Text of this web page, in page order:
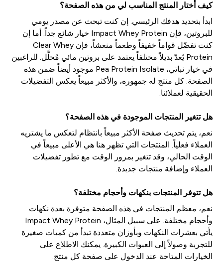
كيف أختار المنتج المناسب لي من هذه الصفحة؟
ابدأ بتحديد هدفك الرئيسي. إن كنت تبحث عن مصدر يومي
للبروتين، فإن Impact Whey Protein خيار شائع جداً. أما إن
كنت تفضّل قواماً خفيفاً وطعماً منعشاً، فإن Clear Whey
Protein يُعدّ بديلاً مختلفاً يعتمد على بروتين مائي مُحلَّل. للراغبين
في خيار نباتي، Pea Protein Isolate موجود أيضاً ضمن هذه
الصفحة. كل منتج له جمهوره، والأكثر مبيعاً يعكس التفضيلات
الحقيقية لعملائنا.
هل تتغير المنتجات الموجودة في هذه الصفحة؟
نعم، يتم تحديث صفحة الأكثر مبيعاً بانتظام لتعكس ما يشتريه
العملاء فعلياً. المنتجات التي تظهر هنا هي الأعلى مبيعاً في
الوقت الحالي، وقد تتغير بمرور الوقت مع تطور تفضيلات
العملاء وإضافة منتجات جديدة.
هل تتوفر المنتجات بنكهات وأحجام مختلفة؟
نعم، معظم المنتجات في هذه الصفحة متوفرة بعدة نكهات
وأحجام مختلفة. على سبيل المثال، Impact Whey Protein
يأتي بعشرات النكهات وبأوزان متعددة تبدأ من كميات صغيرة
للتجربة وصولاً إلى العبوات الكبيرة. يمكنك الاطلاع على
الخيارات المتاحة عند الدخول على صفحة كل منتج.